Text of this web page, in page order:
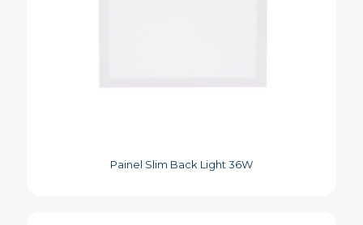
Painel Slim Back Light 36W